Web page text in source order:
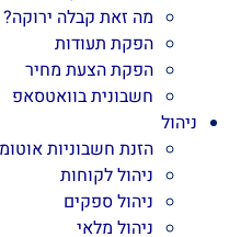
מה זאת קבלה ירוקה?
הפקת תעודות
הפקת הצעת מחיר
חשבונית בוואטסאפ
ניהול
הזנת חשבוניות
ניהול לקוחות
ניהול ספקים
ניהול מלאי